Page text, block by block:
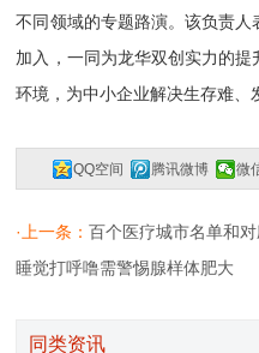
不同领域的专题路演。该负责
加入，一同为龙华双创实力的
环境，为中小企业解决生存难、
QQ空间 腾讯微博 微
·上一条：百个医疗城市名单和
睡觉打呼噜需警惕腺样体肥大
同类资讯